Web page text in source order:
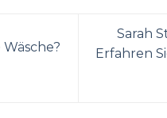
Sarah
Erfahren